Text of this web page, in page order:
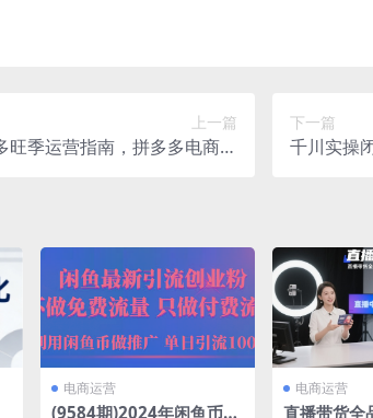
上一篇
旺季运营指南，拼多多电商教
下一篇
千川实操
电商运营
(9584期)2024年闲鱼币推
电商运营
直播带货全